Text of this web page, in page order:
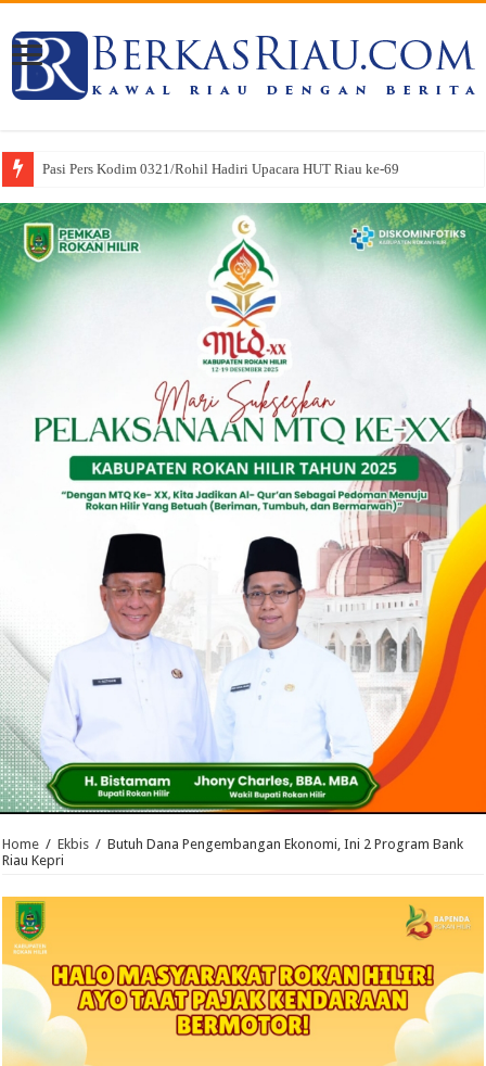
Pasi Pers Kodim 0321/Rohil Hadiri Upacara HUT Riau ke-69
Home / Ekbis / Butuh Dana Pengembangan Ekonomi, Ini 2 Program Bank
Riau Kepri